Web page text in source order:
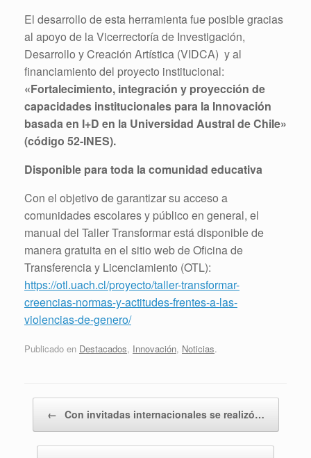
El desarrollo de esta herramienta fue posible gracias
al apoyo de la Vicerrectoría de Investigación,
Desarrollo y Creación Artística (VIDCA) y al
financiamiento del proyecto institucional:
«Fortalecimiento, integración y proyección de
capacidades institucionales para la Innovación
basada en I+D en la Universidad Austral de Chile»
(código 52-INES).
Disponible para toda la comunidad educativa
Con el objetivo de garantizar su acceso a
comunidades escolares y público en general, el
manual del Taller Transformar está disponible de
manera gratuita en el sitio web de Oficina de
Transferencia y Licenciamiento (OTL):
https://otl.uach.cl/proyecto/taller-transformar-
creencias-normas-y-actitudes-frentes-a-las-
violencias-de-genero/
Publicado en Destacados, Innovación, Noticias.
← Con invitadas internacionales se realizó…